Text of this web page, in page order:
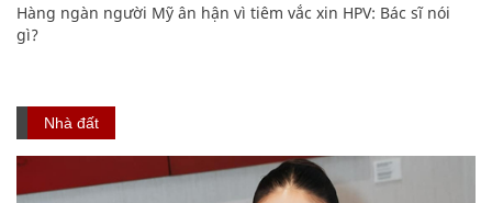
Hàng ngàn người Mỹ ân hận vì tiêm vắc xin HPV: Bác sĩ nói
gì?
Nhà đất